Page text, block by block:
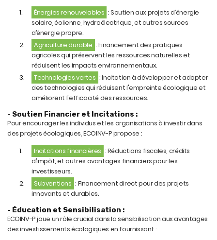
Énergies renouvelables : Soutien aux projets d’énergie
solaire, éolienne, hydroélectrique, et autres sources
d’énergie propre.
Agriculture durable : Financement des pratiques
agricoles qui préservent les ressources naturelles et
réduisent les impacts environnementaux.
Technologies vertes : Incitation à développer et adopter
des technologies qui réduisent l'empreinte écologique et
améliorent l'efficacité des ressources.
- Soutien Financier et Incitations :
Pour encourager les individus et les organisations à investir dans
des projets écologiques, ECOINV-P propose :
Incitations financières : Réductions fiscales, crédits
d’impôt, et autres avantages financiers pour les
investisseurs.
Subventions : Financement direct pour des projets
innovants et durables.
- Éducation et Sensibilisation :
ECOINV-P joue un rôle crucial dans la sensibilisation aux avantages
des investissements écologiques en fournissant :